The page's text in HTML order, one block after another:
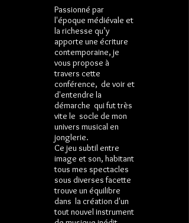
Passionné par
l'époque médiévale et
la richesse qu’y
apporte une écriture
contemporaine, je
vous propose à
travers cette
conférence, de voir et
d'entendre la
démarche qui fut très
vite le socle de mon
univers musical en
jonglerie.
Ce jeu subtil entre
image et son, habitant
tous mes spectacles
sous diverses facette
trouve un équilibre
dans la création d'un
tout nouvel instrument